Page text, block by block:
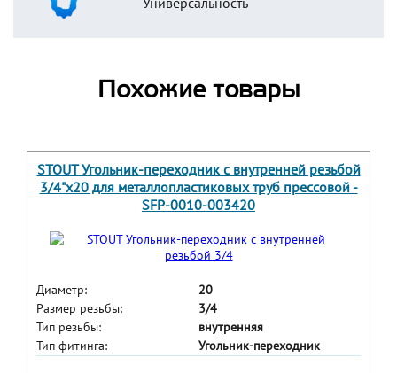
Похожие товары
STOUT Угольник-переходник с внутренней резьбой
3/4"х20 для металлопластиковых труб прессовой -
SFP-0010-003420
Диаметр:
20
Размер резьбы:
3/4
Тип резьбы:
внутренняя
Тип фитинга:
Угольник-переходник